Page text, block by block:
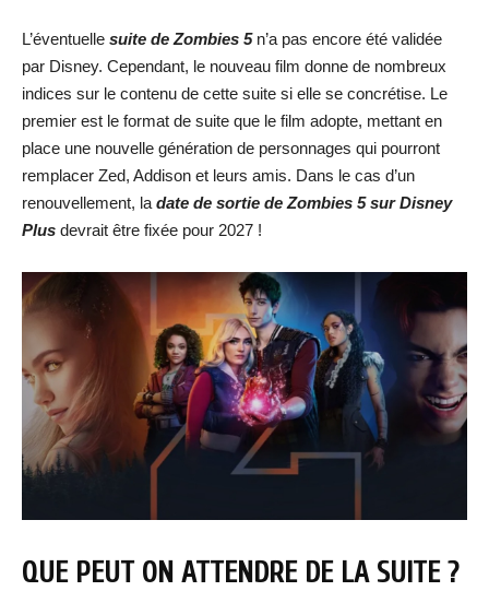
L’éventuelle suite de Zombies 5 n’a pas encore été validée
par Disney. Cependant, le nouveau film donne de nombreux
indices sur le contenu de cette suite si elle se concrétise. Le
premier est le format de suite que le film adopte, mettant en
place une nouvelle génération de personnages qui pourront
remplacer Zed, Addison et leurs amis. Dans le cas d’un
renouvellement, la date de sortie de Zombies 5 sur Disney
Plus devrait être fixée pour 2027 !
QUE PEUT ON ATTENDRE DE LA SUITE ?